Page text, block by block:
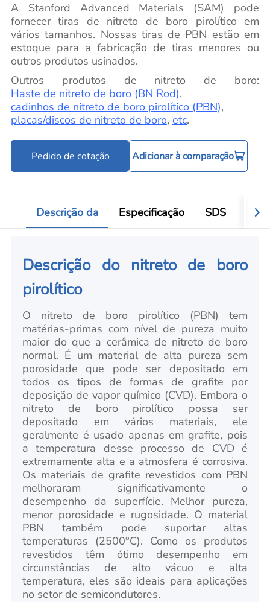
A Stanford Advanced Materials (SAM) pode
fornecer tiras de nitreto de boro pirolítico em
vários tamanhos. Nossas tiras de PBN estão em
estoque para a fabricação de tiras menores ou
outros produtos usinados.
Outros produtos de nitreto de boro:
Haste de nitreto de boro (BN Rod),
cadinhos de nitreto de boro pirolítico (PBN),
placas/discos de nitreto de boro, etc.
Pedido de cotação Adicionar à comparação
Descrição da Especificação SDS
Descrição do nitreto de boro
pirolítico
O nitreto de boro pirolítico (PBN) tem
matérias-primas com nível de pureza muito
maior do que a cerâmica de nitreto de boro
normal. É um material de alta pureza sem
porosidade que pode ser depositado em
todos os tipos de formas de grafite por
deposição de vapor químico (CVD). Embora o
nitreto de boro pirolítico possa ser
depositado em vários materiais, ele
geralmente é usado apenas em grafite, pois
a temperatura desse processo de CVD é
extremamente alta e a atmosfera é corrosiva.
Os materiais de grafite revestidos com PBN
melhoraram significativamente o
desempenho da superfície. Melhor pureza,
menor porosidade e rugosidade. O material
PBN também pode suportar altas
temperaturas (2500°C). Como os produtos
revestidos têm ótimo desempenho em
circunstâncias de alto vácuo e alta
temperatura, eles são ideais para aplicações
no setor de semicondutores.